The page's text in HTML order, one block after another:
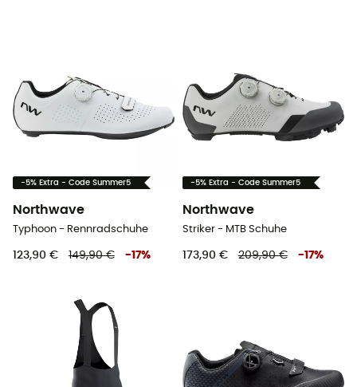
-5% Extra - Code Summer5
Northwave
Typhoon - Rennradschuhe
123,90 € 149,90 € -17%
-5% Extra - Code Summer5
Northwave
Striker - MTB Schuhe
173,90 € 209,90 € -17%